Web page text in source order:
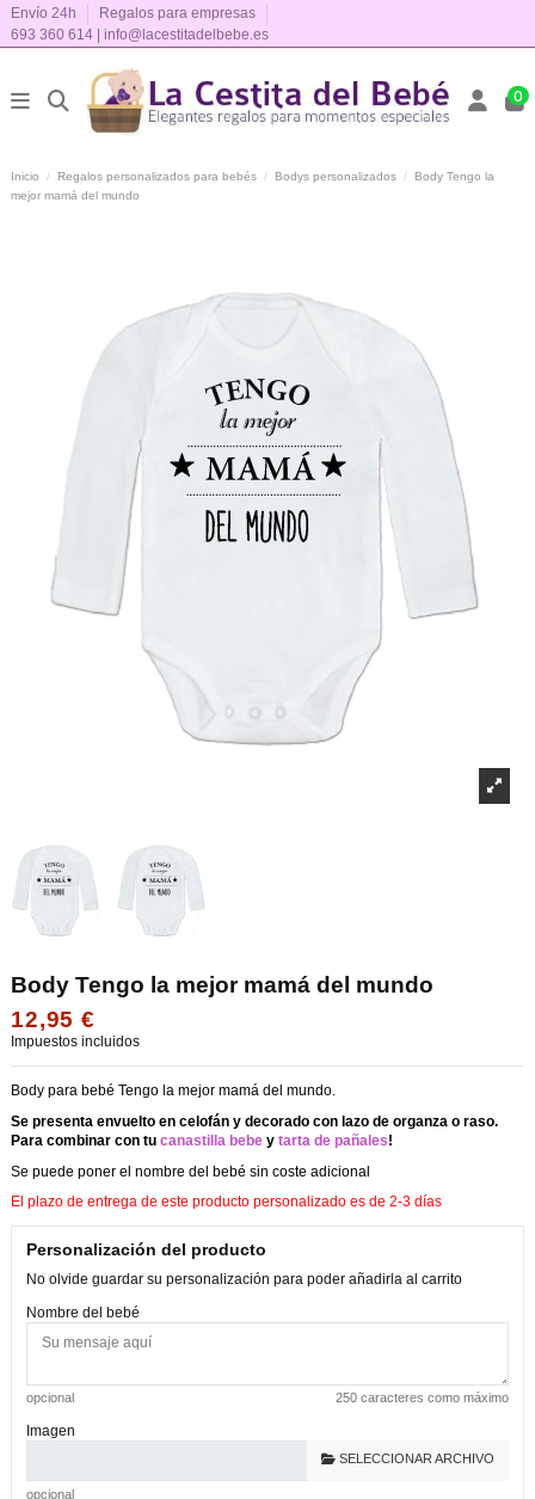
Envío 24h
Regalos para empresas
693 360 614 | info@lacestitadelbebe.es
0
Inicio Regalos personalizados para bebés Bodys personalizados
Body Tengo la
mejor mamá del mundo
Body Tengo la mejor mamá del mundo
12,95 €
Impuestos incluidos
Body para bebé Tengo la mejor mamá del mundo.
Se presenta envuelto en celofán y decorado con lazo de organza o raso.
Para combinar con tu canastilla bebe y tarta de pañales!
Se puede poner el nombre del bebé sin coste adicional
El plazo de entrega de este producto personalizado es de 2-3 días
Personalización del producto
No olvide guardar su personalización para poder añadirla al carrito
Nombre del bebé
opcional 250 caracteres como máximo
Imagen
SELECCIONAR ARCHIVO
opcional